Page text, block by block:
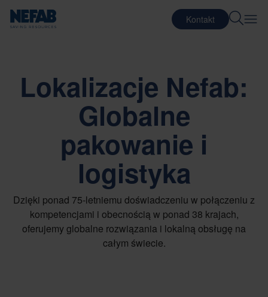
Kontakt
Lokalizacje Nefab:
Globalne
pakowanie i
logistyka
Dzięki ponad 75-letniemu doświadczeniu w połączeniu z
kompetencjami i obecnością w ponad 38 krajach,
oferujemy globalne rozwiązania i lokalną obsługę na
całym świecie.